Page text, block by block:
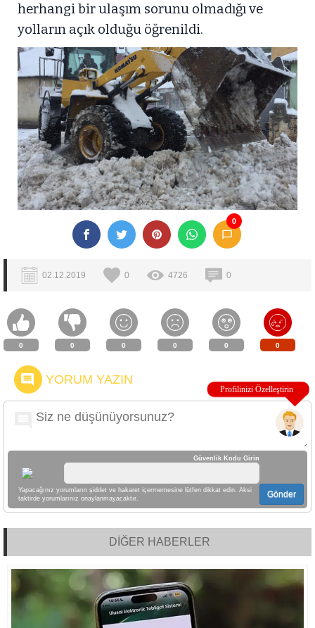
herhangi bir ulaşım sorunu olmadığı ve
yolların açık olduğu öğrenildi.
0
02.12.2019 0 4726 0
0 0 0 0 0 0
YORUM YAZIN
Güvenlik Kodu Girin
Yapacağınız yorumların şiddet ve hakaret içermemesine lütfen dikkat edin. Aksi
taktirde yorumlarınız onaylanmayacaktır.
Gönder
DİĞER HABERLER